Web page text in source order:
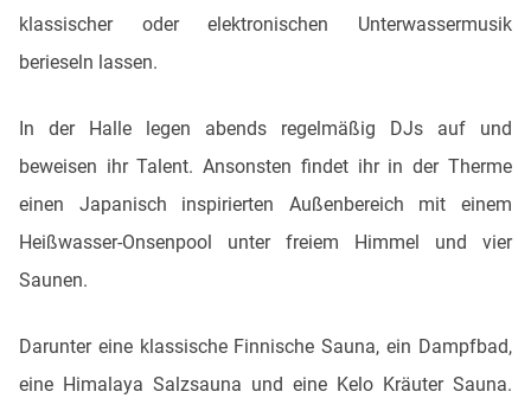
klassischer oder elektronischen Unterwassermusik
berieseln lassen.
In der Halle legen abends regelmäßig DJs auf und
beweisen ihr Talent. Ansonsten findet ihr in der Therme
einen Japanisch inspirierten Außenbereich mit einem
Heißwasser-Onsenpool unter freiem Himmel und vier
Saunen.
Darunter eine klassische Finnische Sauna, ein Dampfbad,
eine Himalaya Salzsauna und eine Kelo Kräuter Sauna.